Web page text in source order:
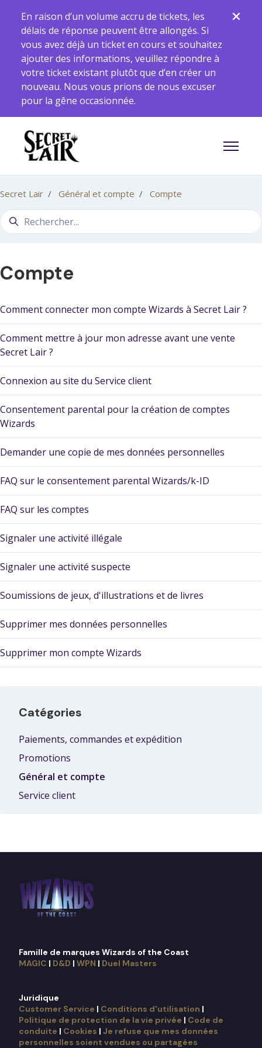
En raison d’un volume accru de tickets, les
délais de réponse peuvent être allongés. Si
vous avez déjà un ticket en cours et souhaitez
ajouter des informations, veuillez répondre à
votre ticket existant plutôt que d’en créer un
nouveau. Nous vous prions de nous excuser
pour la gêne occasionnée.
Ouvrir/
Secret Lair Général et compte Compte
Recherche
Compte
Comment connecter mon compte Wizards à Secret Lair ?
Comment mettre à jour mon adresse avant une vente
Secret Lair ?
Connexion au site du Service client
Consentement parental pour la création de comptes
Wizards
Demander une copie de mes données personnelles
FAQ sur le consentement parental Wizards/k-ID
FAQ sur les comptes
Signaler une activité illégale
Signaler une activité suspecte
Soumissions de jeux, d'illustrations et de livres
Supprimer mes données personnelles
Supprimer mon compte Wizards
Catégories
Paiements, commandes et expédition
Promotions
Général et compte
Service client
Famille de marques Wizards of the Coast
MAGIC | D&D | WPN | Duel Masters
Juridique
Customer Service | Conditions d'utilisation |
Politique de protection de la vie privée | Code de
conduite | Cookies | Je refuse que mes données
personnelles soient vendues ou partagées